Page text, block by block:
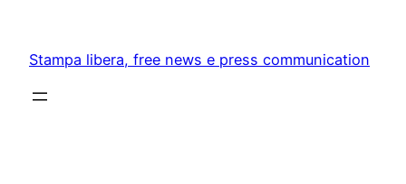
content
Stampa libera, free news e press communication